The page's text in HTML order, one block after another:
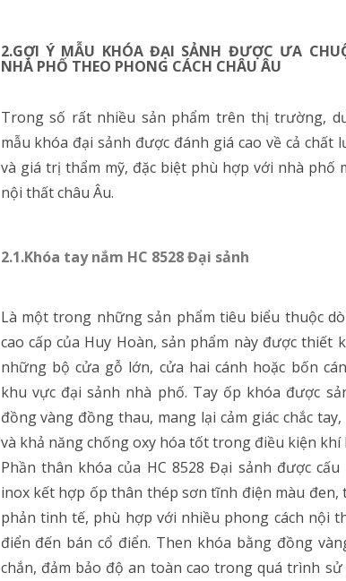
2.GỢI Ý MẪU KHÓA ĐẠI SẢNH ĐƯỢC ƯA
NHÀ PHỐ THEO PHONG CÁCH CHÂU ÂU
Trong số rất nhiều sản phẩm trên thị trường,
mẫu khóa đại sảnh được đánh giá cao về cả chất
và giá trị thẩm mỹ, đặc biệt phù hợp với nhà phố
nội thất châu Âu.
2.1.Khóa tay nắm HC 8528 Đại sảnh
Là một trong những sản phẩm tiêu biểu thuộc
cao cấp của Huy Hoàn, sản phẩm này được thiết
những bộ cửa gỗ lớn, cửa hai cánh hoặc bốn
khu vực đại sảnh nhà phố. Tay ốp khóa được
đồng vàng đồng thau, mang lại cảm giác chắc
và khả năng chống oxy hóa tốt trong điều kiện khí
Phần thân khóa của HC 8528 Đại sảnh được
inox kết hợp ốp thân thép sơn tĩnh điện màu
phản tinh tế, phù hợp với nhiều phong cách nội
điển đến bán cổ điển. Then khóa bằng đồng
chắn, đảm bảo độ an toàn cao trong quá trình sử